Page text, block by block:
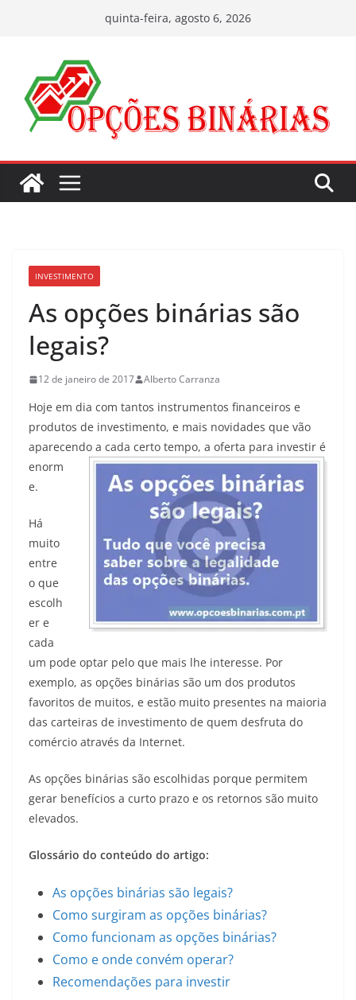
conteúdo
quinta-feira, agosto 6, 2026
INVESTIMENTO
As opções binárias são
legais?
12 de janeiro de 2017 Alberto Carranza
Hoje em dia com tantos instrumentos financeiros e
produtos de investimento, e mais novidades que vão
aparecendo a cada certo tempo, a oferta para investir é
enorm
e.
Há
muito
entre
o que
escolh
er e
cada
um pode optar pelo que mais lhe interesse. Por
exemplo, as opções binárias são um dos produtos
favoritos de muitos, e estão muito presentes na maioria
das carteiras de investimento de quem desfruta do
comércio através da Internet.
As opções binárias são escolhidas porque permitem
gerar benefícios a curto prazo e os retornos são muito
elevados.
Glossário do conteúdo do artigo:
As opções binárias são legais?
Como surgiram as opções binárias?
Como funcionam as opções binárias?
Como e onde convém operar?
Recomendações para investir